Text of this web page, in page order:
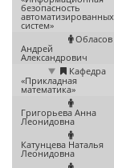
безопасность
автоматизированных
систем»
Обласов
Андрей
Александрович
Кафедра
«Прикладная
математика»
Григорьева Анна
Леонидовна
Катунцева Наталья
Леонидовна